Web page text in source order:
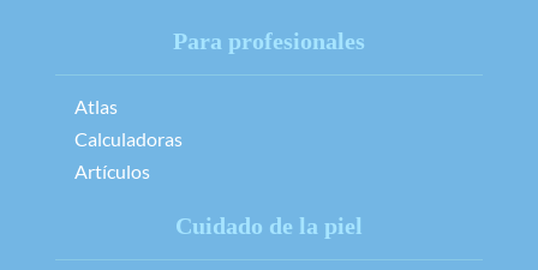
Para profesionales
Atlas
Calculadoras
Artículos
Cuidado de la piel